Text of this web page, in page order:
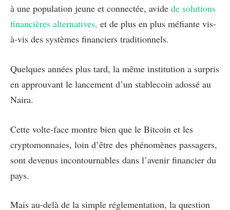
à une population jeune et connectée, avide de solutions
financières alternatives, et de plus en plus méfiante vis-
à-vis des systèmes financiers traditionnels.
Quelques années plus tard, la même institution a surpris
en approuvant le lancement d’un stablecoin adossé au
Naira.
Cette volte-face montre bien que le Bitcoin et les
cryptomonnaies, loin d’être des phénomènes passagers,
sont devenus incontournables dans l’avenir financier du
pays.
Mais au-delà de la simple réglementation, la question